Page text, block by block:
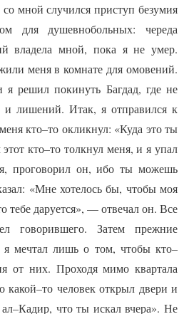
мной случился приступ безумия
для душевнобольных: череда
владела мной, пока я не умер.
меня в комнате для омовений.
решил покинуть Багдад, где не
и лишений. Итак, я отправился к
кто–то окликнул: «Куда это ты
этот кто–то толкнул меня, и я упал
проговорил он, ибо ты можешь
«Мне хотелось бы, чтобы моя
тебе даруется», — отвечал он. Все
говорившего. Затем прежние
я мечтал лишь о том, чтобы кто–
от них. Проходя мимо квартала
какой–то человек открыл двери и
что ты искал вчера». Не